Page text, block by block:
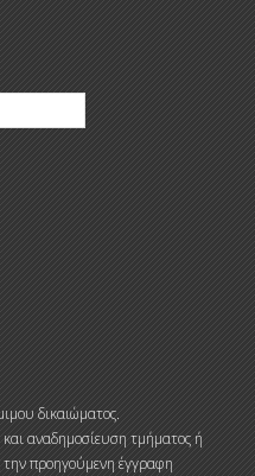
δικαιώματος.
αναδημοσίευση τμήματος ή
την προηγούμενη έγγραφη